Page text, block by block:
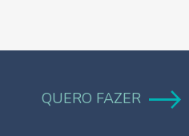
QUERO FAZER